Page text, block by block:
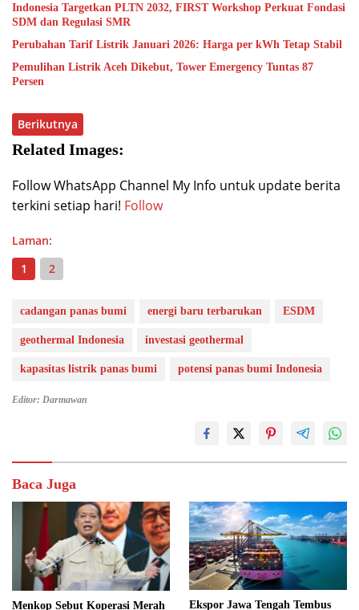
Indonesia Targetkan PLTN 2032, FIRST Workshop Perkuat Fondasi
SDM dan Regulasi SMR
Perubahan Tarif Listrik Januari 2026: Harga per kWh Tetap Stabil
Pemulihan Listrik Aceh Dikebut, Tower Emergency Tuntas 87
Persen
Berikutnya
Related Images:
Follow WhatsApp Channel My Info untuk update berita
terkini setiap hari! Follow
Laman:
1
2
cadangan panas bumi energi baru terbarukan ESDM
geothermal Indonesia investasi geothermal
kapasitas listrik panas bumi potensi panas bumi Indonesia
Editor: Darmawan
Baca Juga
Menkop Sebut Koperasi Merah Ekspor Jawa Tengah Tembus